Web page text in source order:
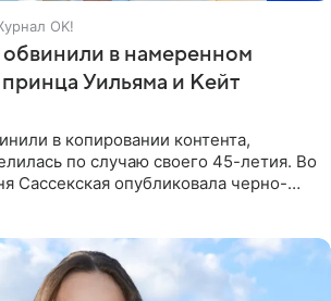
OK!
в намеренном
Уильяма и Кейт
в копировании контента,
по случаю своего 45-летия. Во
Сассекская опубликовала черно-